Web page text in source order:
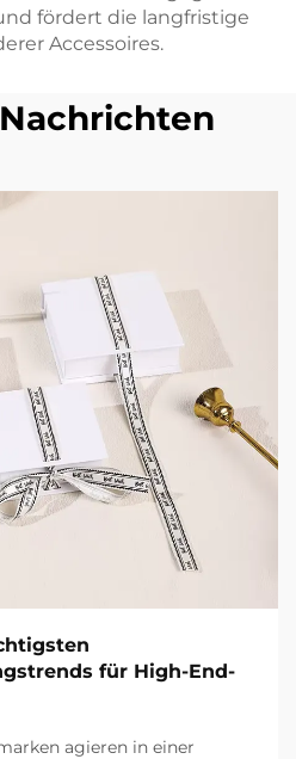
fördert die langfristige
Accessoires.
für High-End-
agieren in einer